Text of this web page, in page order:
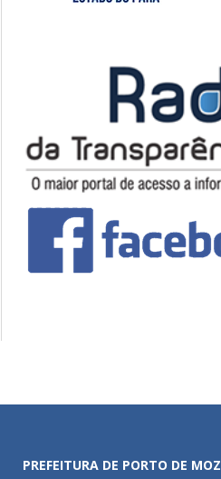
PREFEITURA DE PORTO DE MOZ